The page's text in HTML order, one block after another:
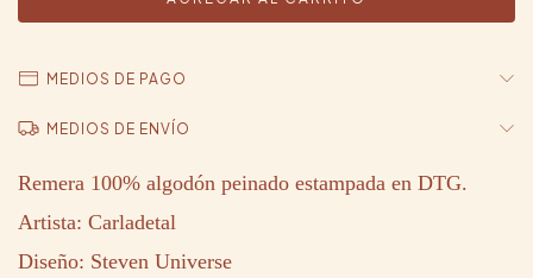
MEDIOS DE PAGO
MEDIOS DE ENVÍO
Remera 100% algodón peinado estampada en DTG.
Artista: Carladetal
Diseño: Steven Universe